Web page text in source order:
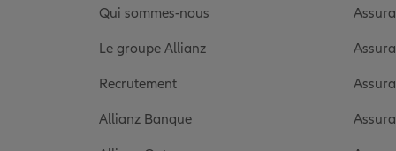
Qui sommes-nous
Le groupe Allianz
Recrutement
Allianz Banque